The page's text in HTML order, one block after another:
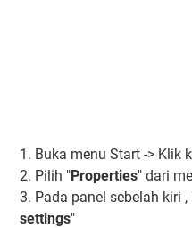
1. Buka menu Start -> Klik
2. Pilih "Properties" dari
3. Pada panel sebelah kiri ,
settings"